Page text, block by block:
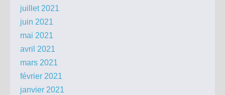
juillet 2021
juin 2021
mai 2021
avril 2021
mars 2021
février 2021
janvier 2021